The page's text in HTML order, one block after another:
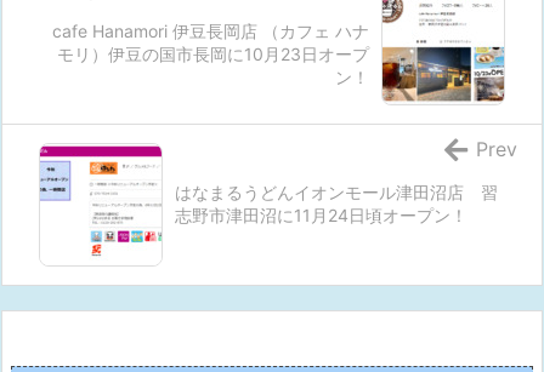
cafe Hanamori 伊豆長岡店 （カフェ ハナ
モリ）伊豆の国市長岡に10月23日オープ
ン！
はなまるうどんイオンモール津田沼店 習
志野市津田沼に11月24日頃オープン！
Prev